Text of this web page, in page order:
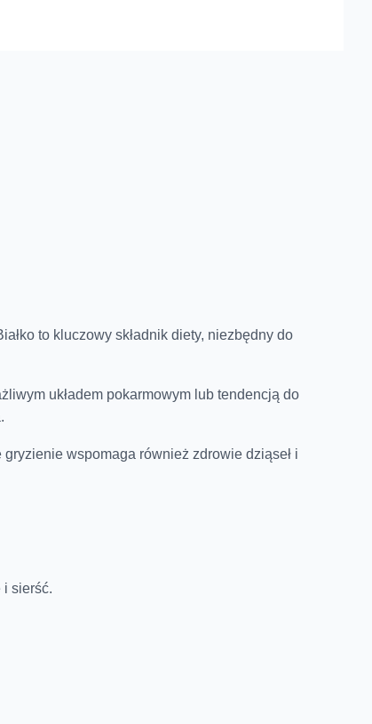
to kluczowy składnik diety, niezbędny do
układem pokarmowym lub tendencją do
wspomaga również zdrowie dziąseł i
i sierść.